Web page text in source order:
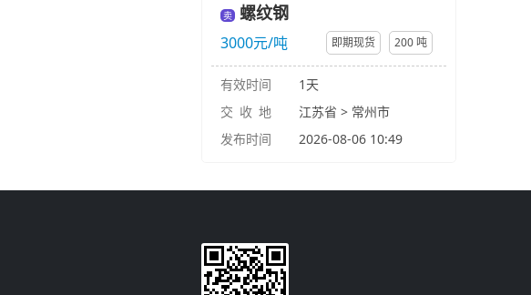
卖 螺纹钢
3000元/吨 即期现货 200 吨
有效时间
1天
交 收 地
江苏省 > 常州市
发布时间
2026-08-06 10:49